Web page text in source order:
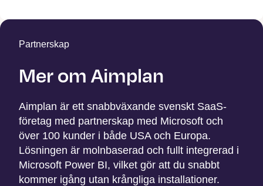
Partnerskap
Mer om Aimplan
Aimplan är ett snabbväxande svenskt SaaS-
företag med partnerskap med Microsoft och
över 100 kunder i både USA och Europa.
Lösningen är molnbaserad och fullt integrerad i
Microsoft Power BI, vilket gör att du snabbt
kommer igång utan krångliga installationer.